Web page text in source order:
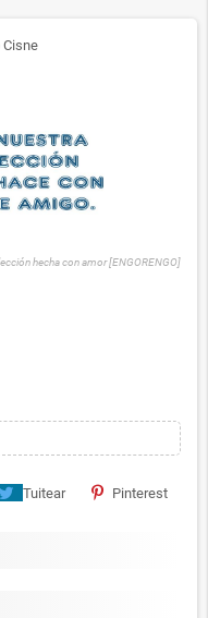
hecha con amor [ENGORENGO]
Tuitear Pinterest